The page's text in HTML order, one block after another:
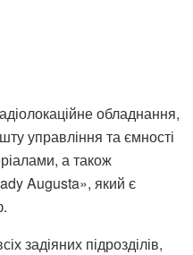
обладнання,
управління та ємності
а також
Augusta», який є
задіяних підрозділів,